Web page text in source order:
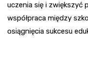
uczenia się i zwiększyć
współpraca między
osiągnięcia sukcesu